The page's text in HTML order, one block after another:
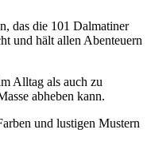
das die 101 Dalmatiner
und hält allen Abenteuern
Alltag als auch zu
abheben kann.
und lustigen Mustern